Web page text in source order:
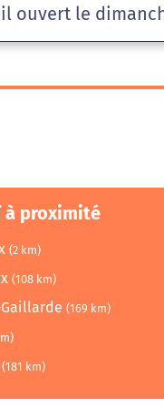
il ouvert le
à proximité
(2 km)
(108 km)
(169 km)
(181 km)